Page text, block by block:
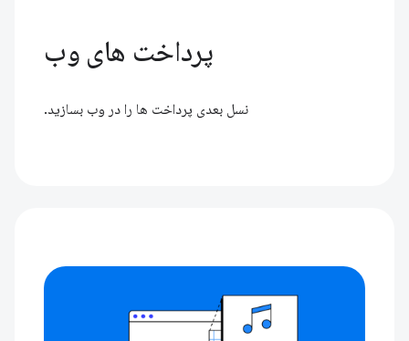
پرداخت های وب
نسل بعدی پرداخت ها را در وب بسازید.